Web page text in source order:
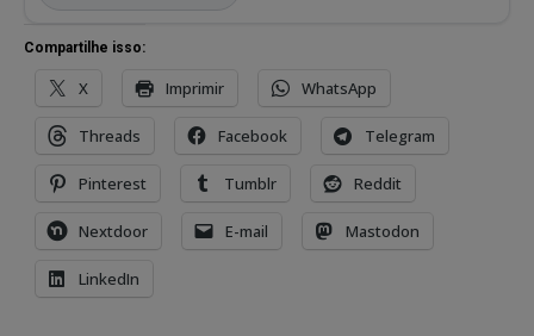
Compartilhe isso:
X Imprimir WhatsApp
Threads Facebook Telegram
Pinterest Tumblr Reddit
Nextdoor E-mail Mastodon
LinkedIn